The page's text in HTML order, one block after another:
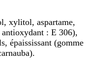
xylitol, aspartame,
: E 306),
épaississant (gomme